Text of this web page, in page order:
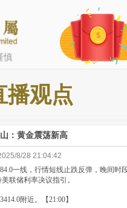
慎
播观点
：黄金震荡新高
8/28 21:04:42
一线，行情短线止跌反弹，晚间时
联储利率决议指引。
附近。【21:00】